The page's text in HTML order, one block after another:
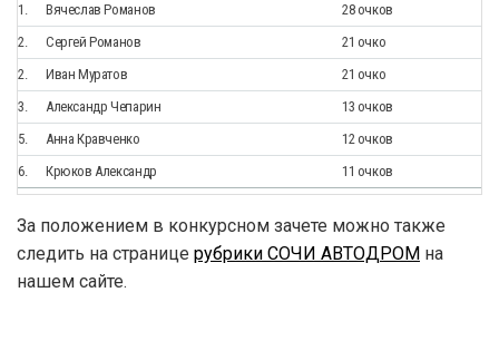
1. Вячеслав Романов
28 очков
2.
Сергей Романов
21 очко
2.
Иван Муратов
21 очко
3.
Александр Чепарин
13 очков
5.
Анна Кравченко
12 очков
6.
Крюков Александр 11 очков
За положением в конкурсном зачете можно также
следить на странице рубрики СОЧИ АВТОДРОМ на
нашем сайте.